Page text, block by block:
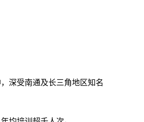
深受南通及长三角地区知名